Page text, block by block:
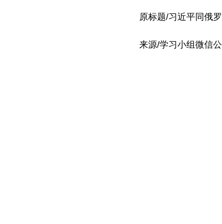
原标题/习近平同俄
来源/学习小组微信